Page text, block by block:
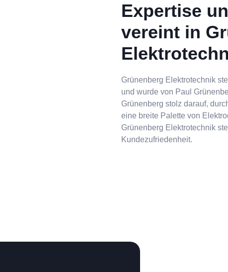
Expertise
vereint in
Grünenberg Elektrotechnik
und wurde von Paul
Grünenberg stolz darauf,
eine breite Palette von
Grünenberg Elektrotechnik
Kundezufriedenheit.